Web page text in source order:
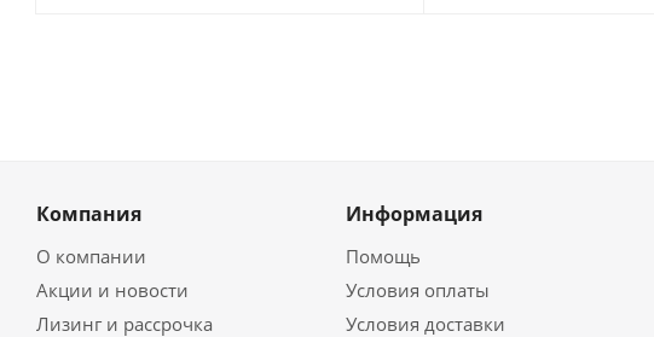
Компания
О компании
Акции и новости
Лизинг и рассрочка
Информация
Помощь
Условия оплаты
Условия доставки